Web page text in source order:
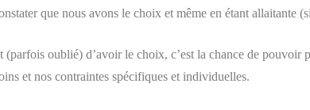
que nous avons le choix et même en étant allaitante
(parfois oublié) d’avoir le choix, c’est la chance de pouvoir
et nos contraintes spécifiques et individuelles.